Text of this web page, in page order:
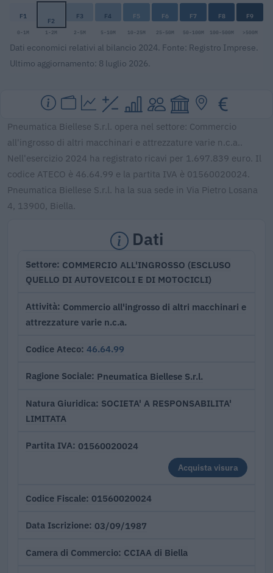
F1 F2 F3 F4 F5 F6 F7 F8 F9
0-1M 1-2M 2-5M 5-10M 10-25M 25-50M 50-100M 100-500M >500M
Dati economici relativi al bilancio 2024. Fonte: Registro Imprese.
Ultimo aggiornamento: 8 luglio 2026.
Pneumatica Biellese S.r.l. opera nel settore: Commercio
all'ingrosso di altri macchinari e attrezzature varie n.c.a..
Nell'esercizio 2024 ha registrato ricavi per 1.697.839 euro. Il
codice ATECO è 46.64.99 e la partita IVA è 01560020024.
Pneumatica Biellese S.r.l. ha la sua sede in Via Pietro Losana
4, 13900, Biella.
Dati
Settore COMMERCIO ALL'INGROSSO (ESCLUSO
QUELLO DI AUTOVEICOLI E DI MOTOCICLI)
Attività Commercio all'ingrosso di altri macchinari e
attrezzature varie n.c.a.
Codice Ateco 46.64.99
Ragione Sociale Pneumatica Biellese S.r.l.
Natura Giuridica SOCIETA' A RESPONSABILITA'
LIMITATA
Partita IVA 01560020024
Acquista visura
Codice Fiscale 01560020024
Data Iscrizione 03/09/1987
Camera di Commercio CCIAA di Biella